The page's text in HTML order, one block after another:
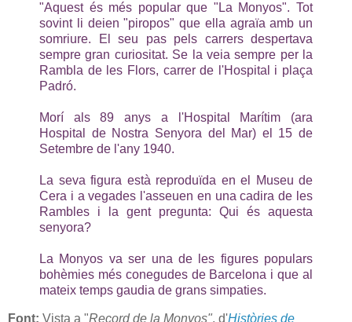
"Aquest és més popular que "La Monyos". Tot
sovint li deien "piropos" que ella agraïa amb un
somriure. El seu pas pels carrers despertava
sempre gran curiositat. Se la veia sempre per la
Rambla de les Flors, carrer de l'Hospital i plaça
Padró.
Morí als 89 anys a l'Hospital Marítim (ara
Hospital de Nostra Senyora del Mar) el 15 de
Setembre de l'any 1940.
La seva figura està reproduïda en el Museu de
Cera i a vegades l'asseuen en una cadira de les
Rambles i la gent pregunta: Qui és aquesta
senyora?
La Monyos va ser una de les figures populars
bohèmies més conegudes de Barcelona i que al
mateix temps gaudia de grans simpaties.
Font: Vista a "Record de la Monyos", d'Històries de